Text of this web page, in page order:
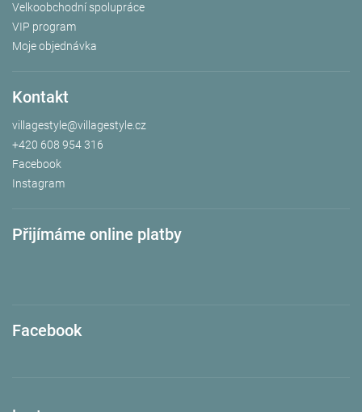
Velkoobchodní spolupráce
VIP program
Moje objednávka
Kontakt
villagestyle@villagestyle.cz
+420 608 954 316
Facebook
Instagram
Přijímáme online platby
Facebook